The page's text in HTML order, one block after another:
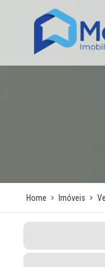
Home Imóveis